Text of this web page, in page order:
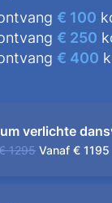
€ 100
€ 250
€ 400
verlichte
1295 Vanaf € 1195